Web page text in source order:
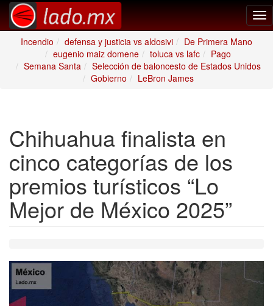
Incendio
defensa y justicia vs aldosivi
De Primera Mano
eugenio maiz domene
toluca vs lafc
Pago
Semana Santa
Selección de baloncesto de Estados Unidos
Gobierno
LeBron James
Chihuahua finalista en
cinco categorías de los
premios turísticos “Lo
Mejor de México 2025”